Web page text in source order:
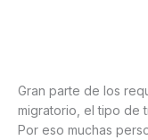
Gran parte de los
migratorio, el tipo de
Por eso muchas